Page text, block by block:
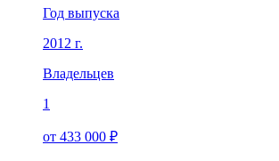
Год выпуска
2012 г.
Владельцев
1
от 433 000 ₽